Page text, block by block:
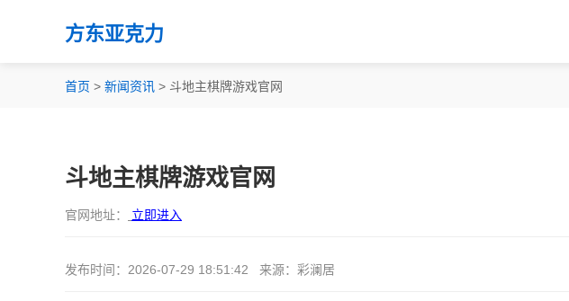
方东亚克力
首页 > 新闻资讯 > 斗地主棋牌游戏官网
斗地主棋牌游戏官网
官网地址： 立即进入
发布时间：2026-07-29 18:51:42 来源：彩澜居